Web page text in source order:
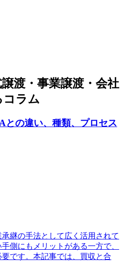
譲渡・事業譲渡・会社
コラム
との違い、種類、プロセス
継の手法として広く活用されて
側にもメリットがある一方で、
です。本記事では、買収と合